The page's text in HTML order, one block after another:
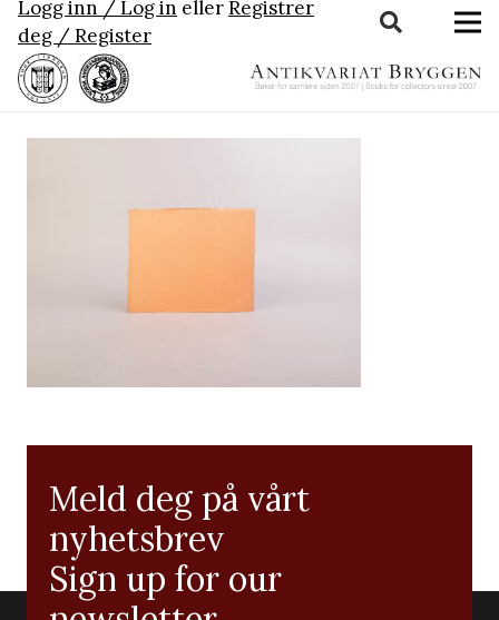
Logg inn / Log in ellerRegistrer
deg / Register
Meld deg på vårt
nyhetsbrev
Sign up for our